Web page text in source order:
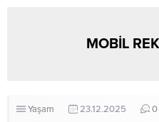
MOBİL
Yaşam 23.12.2025 0